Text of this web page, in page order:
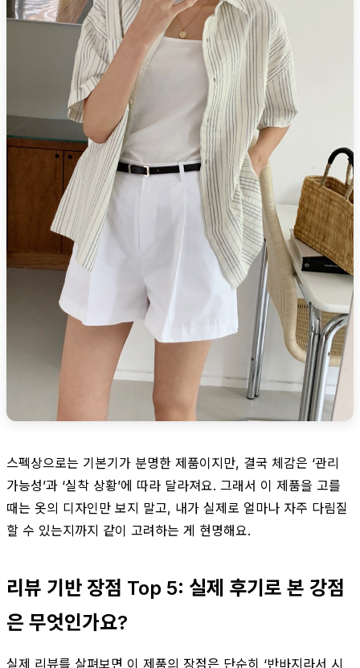
스펙상으로는 기본기가 분명한 제품이지만, 결국 체감은 ‘관리
가능성’과 ‘실착 상황’에 따라 달라져요. 그래서 이 제품을 고를
때는 옷의 디자인만 보지 말고, 내가 실제로 얼마나 자주 다림질
할 수 있는지까지 같이 고려하는 게 현명해요.
리뷰 기반 장점 Top 5: 실제 후기로 본 강점
은 무엇인가요?
실제 리뷰를 살펴보면 이 제품의 장점은 단순히 ‘반바지라서 시